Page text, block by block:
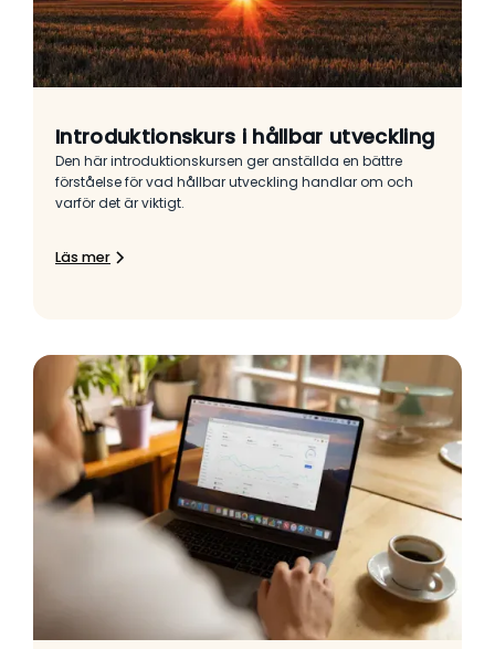
Introduktionskurs i hållbar utveckling
Den här introduktionskursen ger anställda en bättre
förståelse för vad hållbar utveckling handlar om och
varför det är viktigt.
Läs mer